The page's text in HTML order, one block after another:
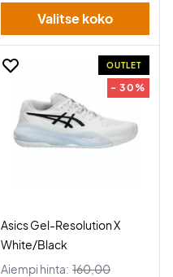
Valitse koko
OUTLET
- 30%
Asics Gel-Resolution X
White/Black
Aiempi hinta: 160,00